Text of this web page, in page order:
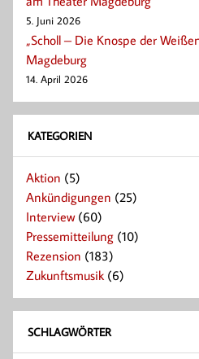
5. Juni 2026
„Scholl – Die Knospe der
Magdeburg
14. April 2026
KATEGORIEN
Aktion (5)
Ankündigungen (25)
Interview(60)
Pressemitteilung (10)
Rezension (183)
Zukunftsmusik (6)
SCHLAGWÖRTER